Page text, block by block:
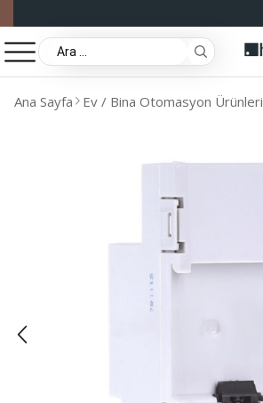
Ana Sayfa Ev / Bina Otomasyon Ürünleri